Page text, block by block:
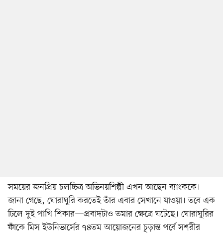
সময়ের জনপ্রিয় চলচ্চিত্র অভিনয়শিল্পী এখন আছেন ব্যাংককে।
জানা গেছে, ঘোরাঘুরি করতেই তাঁর এবার সেখানে যাওয়া। তবে এক
ঢিলে দুই পাখি শিকার—প্রবাদটাও তমার ক্ষেত্রে ঘটেছে। ঘোরাঘুরির
ফাঁকে মিস ইউনিভার্সের ৭৪তম আয়োজনের চূড়ান্ত পর্বে সশরীর